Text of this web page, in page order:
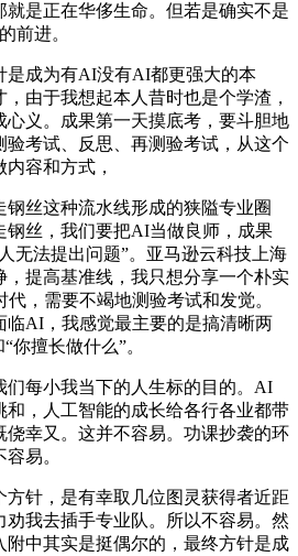
是正在华侈生命。但若是确实不是
前进。
成为有AI没有AI都更强大的本
由于我想起本人昔时也是个学渣，
心义。成果第一天摸底考，要斗胆地
验考试、反思、再测验考试，从这个
容和方式，
丝这种流水线形成的狭隘专业圈
钢丝，我们要把AI当做良师，成果
无法提出问题”。亚马逊云科技上海
，提高基准线，我只想分享一个朴实
，需要不竭地测验考试和发觉。
临AI，我感觉最主要的是搞清晰两
你擅长做什么”。
每小我当下的人生标的目的。AI
和，人工智能的成长给各行各业都带
侥幸又。这并不容易。功课抄袭的环
易。
针，是有幸取几位图灵获得者近距
我去插手专业队。所以不容易。然
附中其实是挺偶尔的，最终方针是成